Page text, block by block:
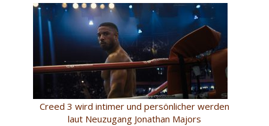
Creed 3 wird intimer und persönlicher werden
laut Neuzugang Jonathan Majors